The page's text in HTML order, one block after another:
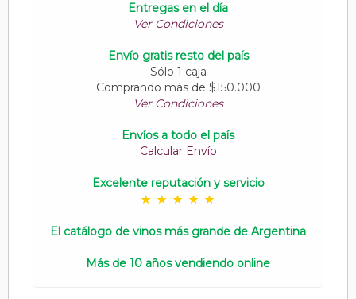
Entregas en el día
Ver Condiciones
Envío gratis resto del país
Sólo 1 caja
Comprando más de $150.000
Ver Condiciones
Envíos a todo el país
Calcular Envío
Excelente reputación y servicio
El catálogo de vinos más grande de Argentina
Más de 10 años vendiendo online